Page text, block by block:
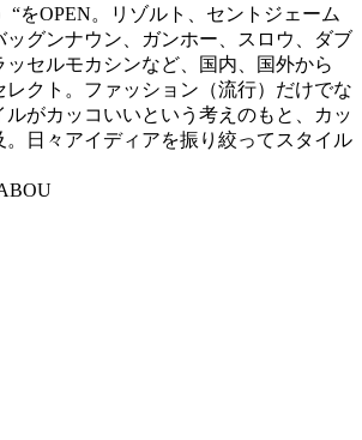
“をOPEN。リゾルト、セントジェーム
ッグンナウン、ガンホー、スロウ、ダブ
ッセルモカシンなど、国内、国外から
クト。ファッション（流行）だけでな
ルがカッコいいという考えのもと、カッ
。日々アイディアを振り絞ってスタイル